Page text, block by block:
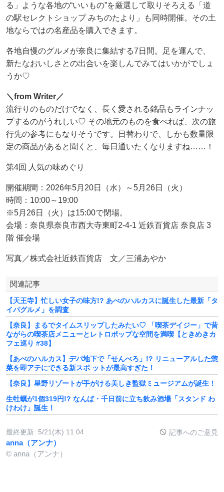
る」ような各地の“いいもの”を厳選して取りそろえる「道
の駅セレクトショップ みちのたより」も同時開催。その土
地ならではの名産品を購入できます。
各地自慢のグルメが奈良に集結する7日間。足を運んで、
新たなおいしさとの出合いを楽しんでみてはいかがでしょ
うか♡
＼from Writer／
流行りのものだけでなく、長く愛される銘品もラインナッ
プするのがうれしい♡ その地元のものを食べれば、次の旅
行先の参考にもなりそうです。日替わりで、しかも数量限
定の商品があると聞くと、毎日通いたくなりますね……！
第4回 人気の味めぐり
開催期間：2026年5月20日（水）～5月26日（火）
時間：10:00～19:00
※5月26日（火）は15:00で閉場。
会場：奈良県奈良市西大寺東町2-4-1 近鉄百貨店 奈良店 3
階 催会場
写真／株式会社近鉄百貨店 文／三浦あやか
関連記事
【天王寺】忙しい女子の味方!? あべのハルカスに誕生した最新「タ
イパグルメ」を調査
【奈良】まるでタイムスリップしたみたい♡ 「喫茶デイジー」で昔
ながらの喫茶店メニューとレトロポップな空間を満喫【ときめきカ
フェ巡り #38】
【あべのハルカス】デパ地下で「せんべろ」!? リニューアルした惣
菜を即アテにできる新スポ ットが最高すぎた！
【奈良】星野リゾートが手がける美しき監獄ミュージアムが誕生！
生牡蠣が1個319円!? なんば・千日前に立ち飲み酒場「スタンド わ
けわけ」誕生！
最終更新: 5/21(木) 11:04 記事へのご意見
anna（アンナ）
© anna（アンナ）